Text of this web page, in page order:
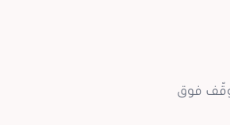
توقّف فوق